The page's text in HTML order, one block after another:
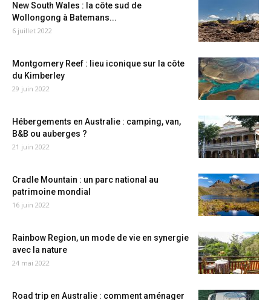
New South Wales : la côte sud de
Wollongong à Batemans...
6 juillet 2022
Montgomery Reef : lieu iconique sur la côte
du Kimberley
29 juin 2022
Hébergements en Australie : camping, van,
B&B ou auberges ?
21 juin 2022
Cradle Mountain : un parc national au
patrimoine mondial
16 juin 2022
Rainbow Region, un mode de vie en synergie
avec la nature
24 mai 2022
Road trip en Australie : comment aménager